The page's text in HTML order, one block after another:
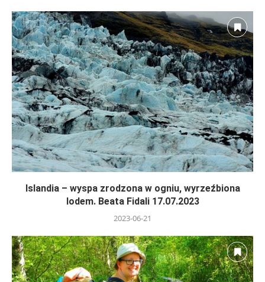
Islandia – wyspa zrodzona w ogniu, wyrzeźbiona
lodem. Beata Fidali 17.07.2023
2023-06-21